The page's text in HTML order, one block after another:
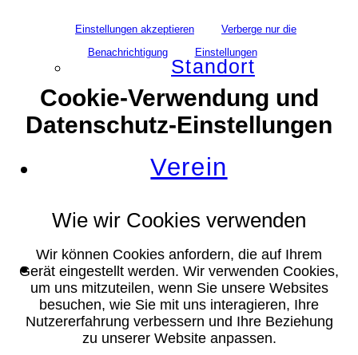
Standort
Verein
Suche
Einstellungen akzeptieren
Verberge nur die
Benachrichtigung
Einstellungen
Cookie-Verwendung und
Datenschutz-Einstellungen
Wie wir Cookies verwenden
Wir können Cookies anfordern, die auf Ihrem
Gerät eingestellt werden. Wir verwenden Cookies,
um uns mitzuteilen, wenn Sie unsere Websites
besuchen, wie Sie mit uns interagieren, Ihre
Nutzererfahrung verbessern und Ihre Beziehung
zu unserer Website anpassen.